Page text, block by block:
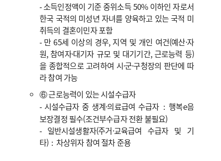
‑ 소득인정액이 기준 중위소득 50% 이하인 자로서
한국 국적의 미성년 자녀를 양육하고 있는 국적 미
취득의 결혼이민자 포함
‑ 만 65세 이상의 경우, 지역 및 개인 여건(예산·자
원, 참여자·대기자 규모 및 대기기간, 근로능력 등)
을 종합적으로 고려하여 시·군·구청장의 판단에 따
라 참여 가능
⑥ 근로능력이 있는 시설수급자
‑ 시설수급자 중 생계·의료급여 수급자：행복e음
보장결정 필수(조건부수급자 전환 불필요)
‑ 일반시설생활자(주거·교육급여 수급자 및 기
타)：차상위자 참여 절차 준용